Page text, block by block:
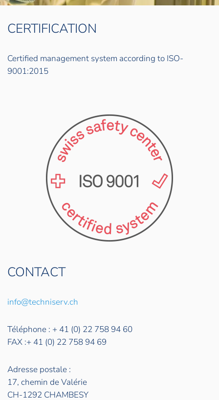
CERTIFICATION
Certified management system according to ISO-
9001:2015
CONTACT
info@techniserv.ch
Téléphone : + 41 (0) 22 758 94 60
FAX :+ 41 (0) 22 758 94 69
Adresse postale :
17, chemin de Valérie
CH-1292 CHAMBESY